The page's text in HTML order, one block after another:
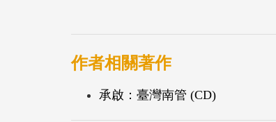
作者相關著作
承啟：臺灣南管 (CD)